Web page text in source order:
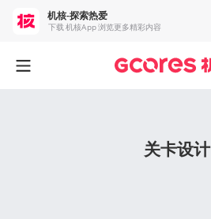
关卡设计
机核-探索热爱
下载 机核App 浏览更多精彩内容